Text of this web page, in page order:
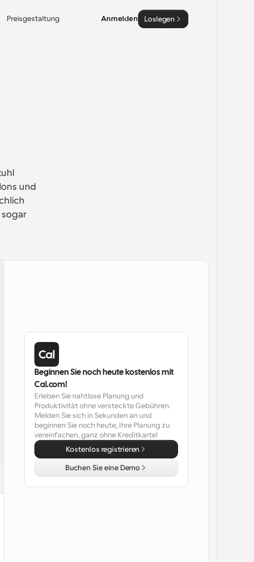
Preisgestaltung Anmelden Loslegen
und
Beginnen Sie noch heute kostenlos mit
Cal.com!
Erleben Sie nahtlose Planung und
Produktivität ohne versteckte Gebühren.
Melden Sie sich in Sekunden an und
beginnen Sie noch heute, Ihre Planung zu
vereinfachen, ganz ohne Kreditkarte!
Kostenlos registrieren
Buchen Sie eine Demo